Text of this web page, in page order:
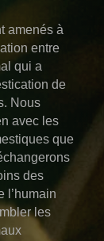
amenés à
entre
qui a
de
Nous
avec les
que
des
l’humain
les